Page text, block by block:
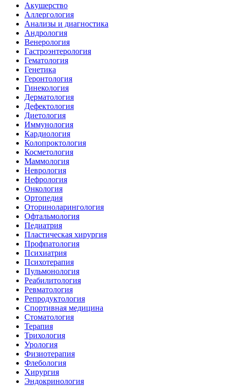
Акушерство
Аллергология
Анализы и диагностика
Андрология
Венерология
Гастроэнтерология
Гематология
Генетика
Геронтология
Гинекология
Дерматология
Дефектология
Диетология
Иммунология
Кардиология
Колопроктология
Косметология
Маммология
Неврология
Нефрология
Онкология
Ортопедия
Оториноларингология
Офтальмология
Педиатрия
Пластическая хирургия
Профпатология
Психиатрия
Психотерапия
Пульмонология
Реабилитология
Ревматология
Репродуктология
Спортивная медицина
Стоматология
Терапия
Трихология
Урология
Физиотерапия
Флебология
Хирургия
Эндокринология